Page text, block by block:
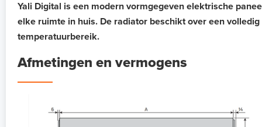
Yali Digital is een modern vormgegeven elektrische
elke ruimte in huis. De radiator beschikt over een
temperatuurbereik.
Afmetingen en vermogens